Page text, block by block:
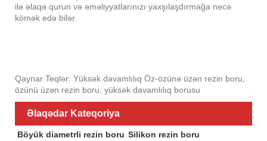
ilə əlaqə qurun və əməliyyatlarınızı yaxşılaşdırmağa necə
kömək edə bilər.
Qaynar Teqlər: Yüksək davamlılıq Öz-özünə üzən rezin boru,
özünü üzən rezin boru, yüksək davamlılıq borusu
Əlaqədar Kateqoriya
Böyük diametrli rezin boru Silikon rezin boru